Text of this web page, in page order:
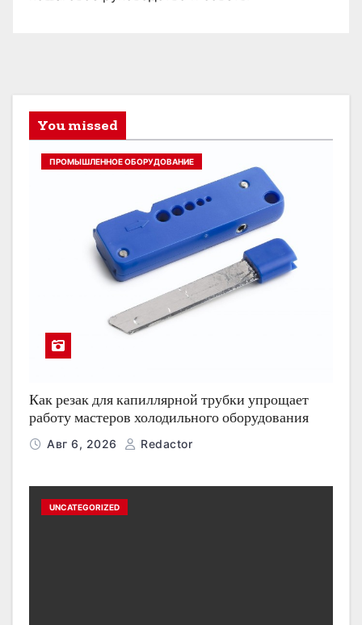
You missed
ПРОМЫШЛЕННОЕ ОБОРУДОВАНИЕ
Как резак для капиллярной трубки упрощает
работу мастеров холодильного оборудования
Авг 6, 2026 Redactor
UNCATEGORIZED